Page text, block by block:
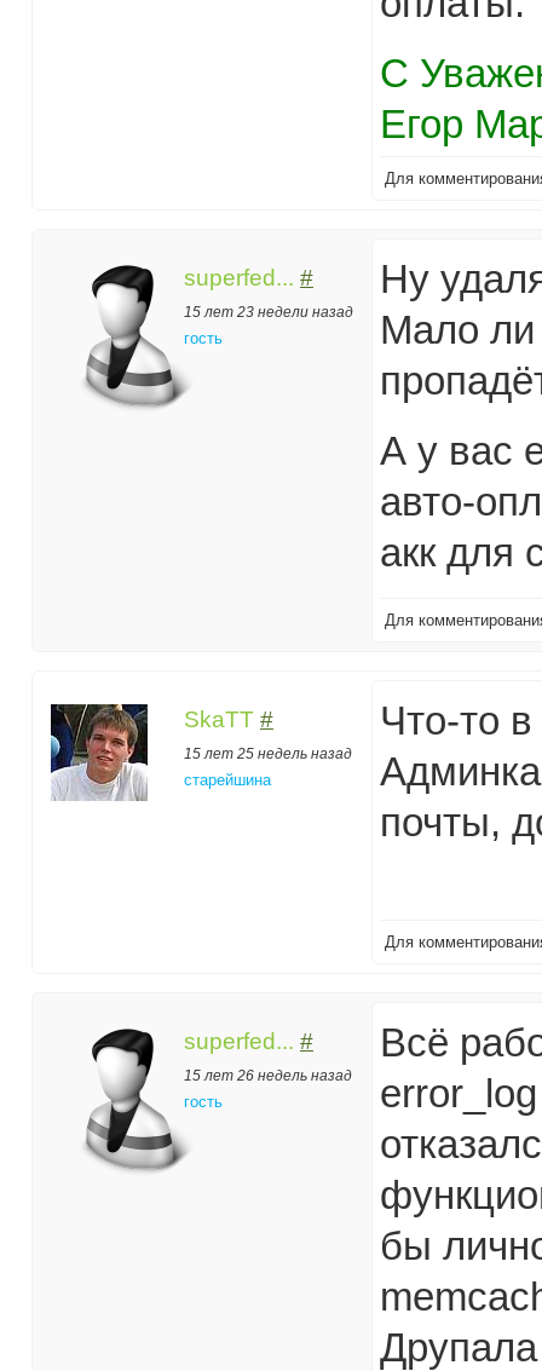
С
Егор
Для
superfed... #
15 лет 23 недели назад
гость
Ну
Мало ли
А у вас
авто-
акк для
Для
SkaTT #
15 лет 25 недель назад
старейшина
Что-то
почты,
Для
superfed... #
15 лет 26 недель назад
гость
Всё
бы